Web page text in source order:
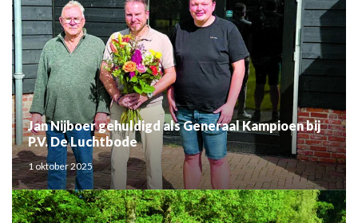
Jan Nijboer gehuldigd als Generaal Kampioen bij
P.V. De Luchtbode
1 oktober 2025